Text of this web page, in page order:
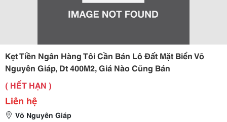
Kẹt Tiền Ngân Hàng Tôi Cần Bán Lô Đất Mặt Biển Võ
Nguyên Giáp, Dt 400M2, Giá Nào Cũng Bán
( HẾT HẠN )
Liên hệ
Võ Nguyên Giáp